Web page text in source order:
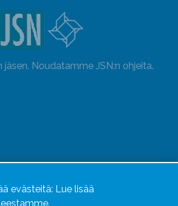
Noudatamme JSN:n ohjeita.
evästeitä: Lue lisää